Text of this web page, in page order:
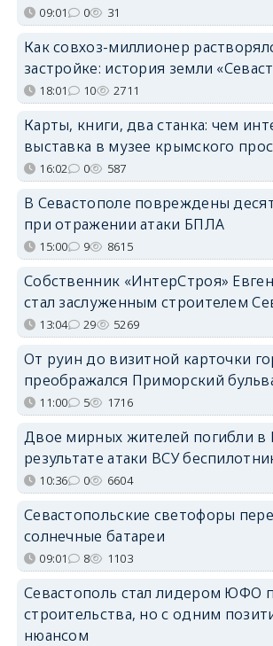
09:01 0 31
Как совхоз-миллионер
застройке: история земли
18:01 10 2711
Карты, книги, два станка: чем
выставка в музее крымского
16:02 0 587
В Севастополе повреждены
при отражении атаки БПЛА
15:00 9 8615
Собственник «ИнтерСтроя»
стал заслуженным строителем
13:04 29 5269
От руин до визитной карточки
преображался Приморский
11:00 5 1716
Двое мирных жителей погибли в
результате атаки ВСУ
10:36 0 6604
Севастопольские светофоры
солнечные батареи
09:01 8 1103
Севастополь стал лидером ЮФО
строительства, но с одним
нюансом